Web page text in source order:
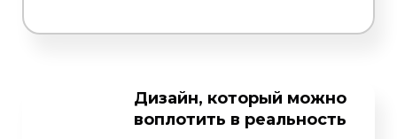
Дизайн, который можно
воплотить в реальность